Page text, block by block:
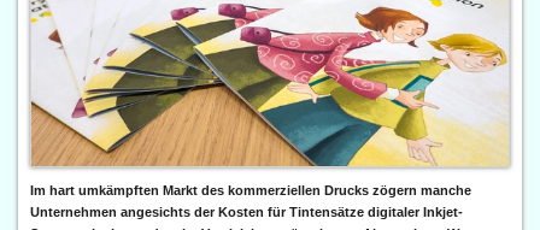
Im hart umkämpften Markt des kommerziellen Drucks zögern manche
Unternehmen angesichts der Kosten für Tintensätze digitaler Inkjet-